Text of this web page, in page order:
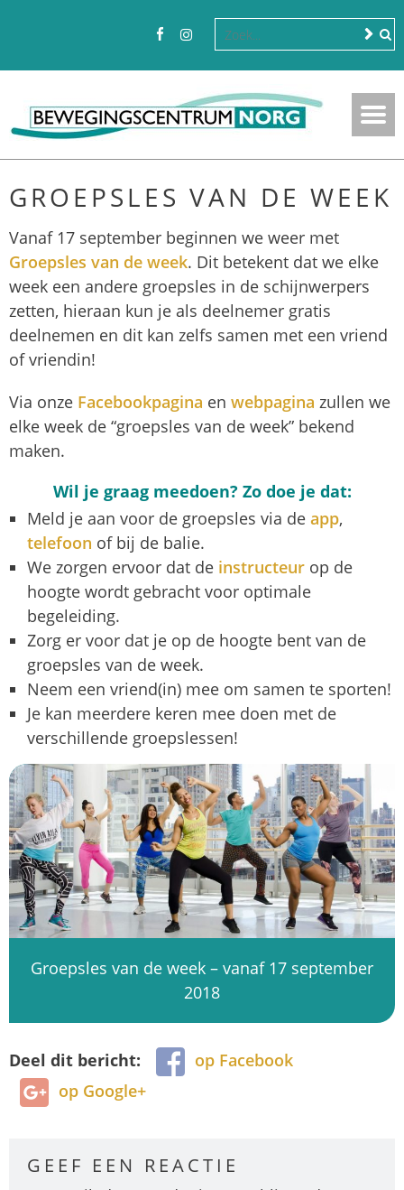
GROEPSLES VAN DE WEEK
Vanaf 17 september beginnen we weer met
Groepsles van de week. Dit betekent dat we elke
week een andere groepsles in de schijnwerpers
zetten, hieraan kun je als deelnemer gratis
deelnemen en dit kan zelfs samen met een vriend
of vriendin!
Via onze Facebookpagina en webpagina zullen we
elke week de “groepsles van de week” bekend
maken.
Wil je graag meedoen? Zo doe je dat:
Meld je aan voor de groepsles via de app,
telefoon of bij de balie.
We zorgen ervoor dat de instructeur op de
hoogte wordt gebracht voor optimale
begeleiding.
Zorg er voor dat je op de hoogte bent van de
groepsles van de week.
Neem een vriend(in) mee om samen te sporten!
Je kan meerdere keren mee doen met de
verschillende groepslessen!
Groepsles van de week – vanaf 17 september
2018
Deel dit bericht:
op Facebook
op Google+
GEEF EEN REACTIE